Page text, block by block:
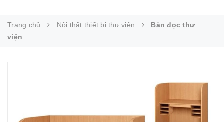
Trang chủ Nội thất thiết bị thư viện
Bàn đọc thư
viện